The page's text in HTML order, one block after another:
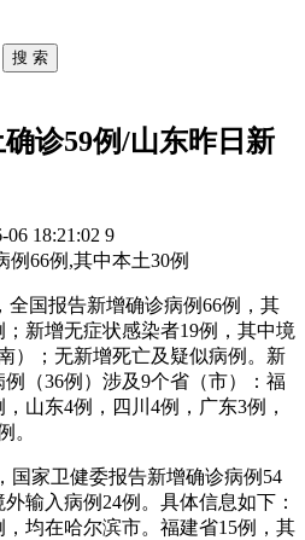
搜 索
诊59例/山东昨日新
06 18:21:02 9
例66例,其中本土30例
全国报告新增确诊病例66例，其
新增无症状感染者19例，其中境
）；无新增死亡及疑似病例。新
（36例）涉及9个省（市）：福
山东4例，四川4例，广东3例，
。
国家卫健委报告新增确诊病例54
输入病例24例。具体信息如下：
均在哈尔滨市。福建省15例，其